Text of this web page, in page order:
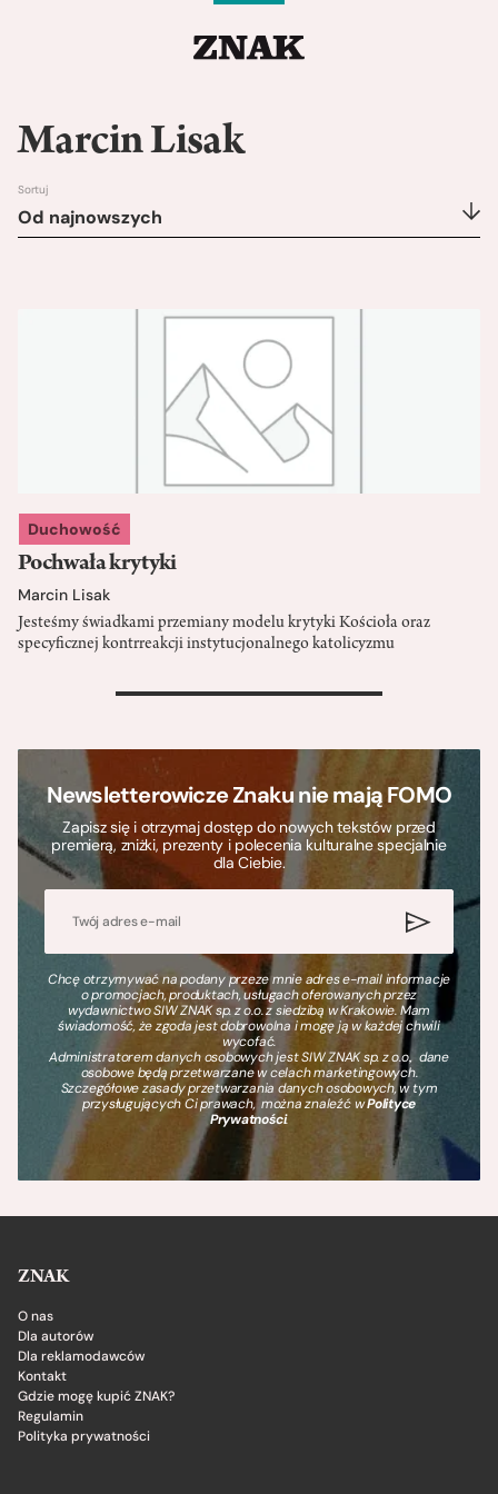
Marcin Lisak
Sortuj
Od najnowszych
Duchowość
Pochwała krytyki
Marcin Lisak
Jesteśmy świadkami przemiany modelu krytyki Kościoła oraz
specyficznej kontrreakcji instytucjonalnego katolicyzmu
>
Newsletterowicze Znaku nie mają FOMO
Zapisz się i otrzymaj dostęp do nowych tekstów przed
premierą, zniżki, prezenty i polecenia kulturalne specjalnie
dla Ciebie.
Chcę otrzymywać na podany przeze mnie adres e-mail informacje
o promocjach, produktach, usługach oferowanych przez
wydawnictwo SIW ZNAK sp. z o.o. z siedzibą w Krakowie. Mam
świadomość, że zgoda jest dobrowolna i mogę ją w każdej chwili
wycofać.
Administratorem danych osobowych jest SIW ZNAK sp. z o.o., dane
osobowe będą przetwarzane w celach marketingowych.
Szczegółowe zasady przetwarzania danych osobowych, w tym
przysługujących Ci prawach, można znaleźć wPolityce
Prywatności.
ZNAK
O nas
Dla autorów
Dla reklamodawców
Kontakt
Gdzie mogę kupić ZNAK?
Regulamin
Polityka prywatności